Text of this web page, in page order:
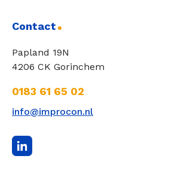
Contact
Papland 19N
4206 CK Gorinchem
0183 61 65 02
info@improcon.nl